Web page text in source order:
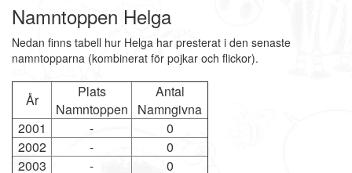
Namntoppen Helga
Nedan finns tabell hur Helga har presterat i den senaste
namntopparna (kombinerat för pojkar och flickor).
År
Plats
Namntoppen
Antal
Namngivna
2001
-
0
2002
-
0
2003
-
0